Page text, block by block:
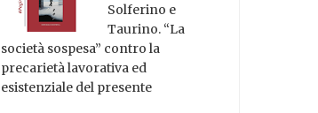
Solferino e
Taurino. “La
società sospesa” contro la
precarietà lavorativa ed
esistenziale del presente